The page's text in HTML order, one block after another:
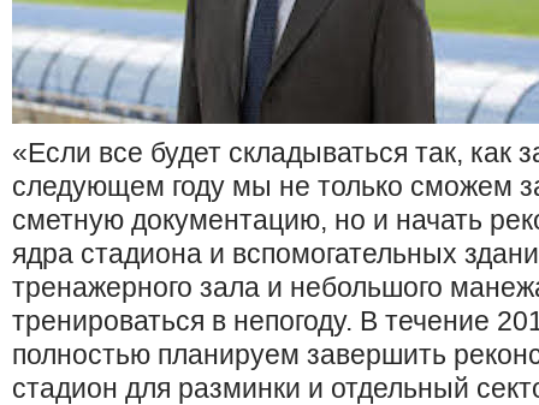
«Если все будет складываться так, как
следующем году мы не только сможем
сметную документацию, но и начать
ядра стадиона и вспомогательных
тренажерного зала и небольшого
тренироваться в непогоду. В течение
полностью планируем завершить
стадион для разминки и отдельный